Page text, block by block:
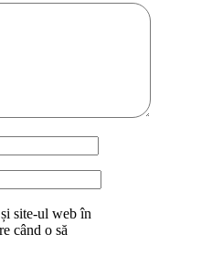
site-ul web în
când o să